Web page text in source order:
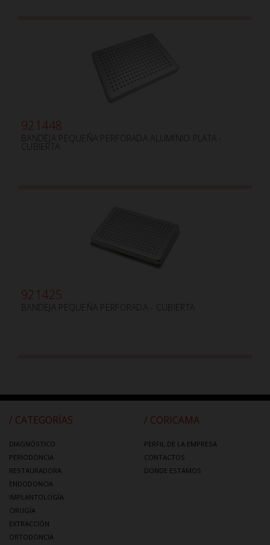
921448
BANDEJA PEQUEÑA PERFORADA ALUMINIO PLATA -
CUBIERTA
921425
BANDEJA PEQUEÑA PERFORADA - CUBIERTA
/ CATEGORÍAS
DIAGNÓSTICO
PERIODONCIA
RESTAURADORA
ENDODONCIA
IMPLANTOLOGÍA
CIRUGÍA
EXTRACCIÓN
ORTODONCIA
/ CORICAMA
PERFIL DE LA EMPRESA
CONTACTOS
DONDE ESTAMOS